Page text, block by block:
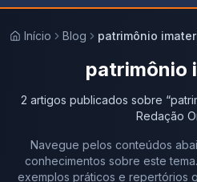
Início Blog patrimônio
patrimônio
2 artigos publicados sobre “
Redação
Navegue pelos conteúdos
conhecimentos sobre este
exemplos práticos e repertórios